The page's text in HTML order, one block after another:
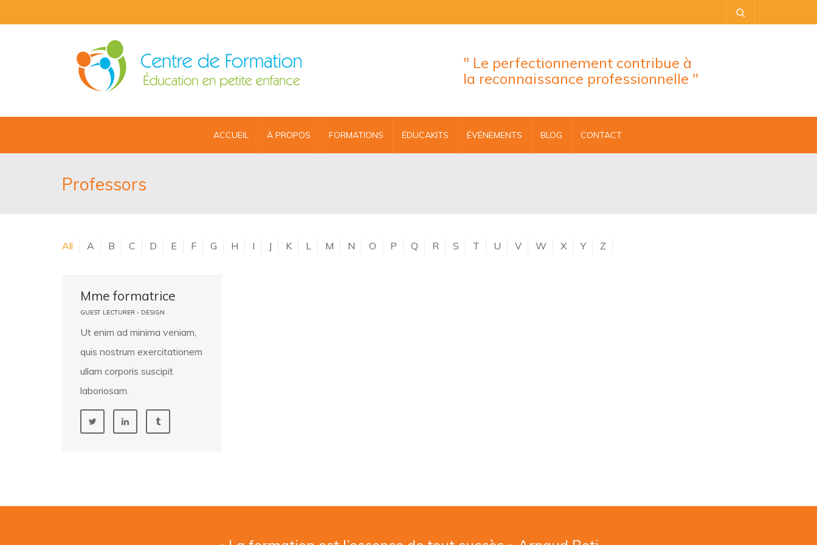
" Le perfectionnement contribue à
la reconnaissance professionnelle "
ACCUEIL À PROPOS FORMATIONS ÉDUCAKITS ÉVÉNEMENTS BLOG CONTACT
Professors
All A B C D E F G H I J K L M N O P Q R S T U V W X Y Z
Mme formatrice
GUEST LECTURER - DESIGN
Ut enim ad minima veniam,
quis nostrum exercitationem
ullam corporis suscipit
laboriosam.